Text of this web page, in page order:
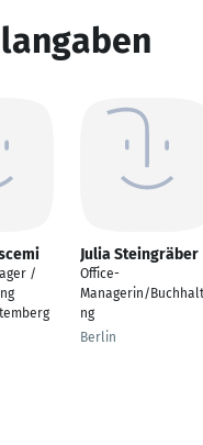
/
Julia Steingräber
Office-
Managerin/
ng
Berlin